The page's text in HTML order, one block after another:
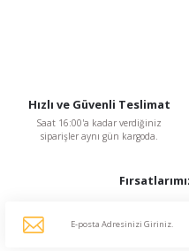
Hızlı ve Güvenli Teslimat
Saat 16:00'a kadar verdiğiniz
siparişler aynı gün kargoda.